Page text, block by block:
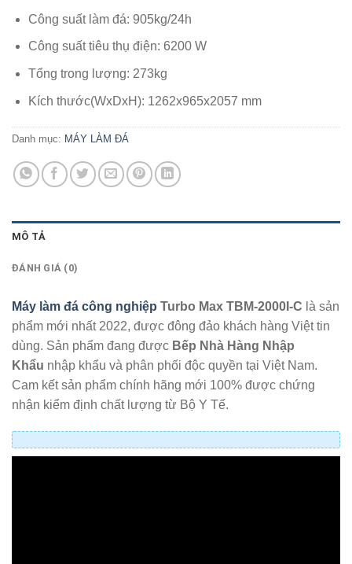
Công suất làm đá: 905kg/24h
Công suất tiêu thụ điện: 6200 W
Tổng trong lượng: 273kg
Kích thước(WxDxH): 1262x965x2057 mm
Danh mục: MÁY LÀM ĐÁ
MÔ TẢ
ĐÁNH GIÁ (0)
Máy làm đá công nghiệp Turbo Max TBM-2000I-C là sản
phẩm mới nhất 2022, được đông đảo khách hàng Việt tin
dùng. Sản phẩm đang được Bếp Nhà Hàng Nhập
Khẩu nhập khẩu và phân phối độc quyền tại Việt Nam.
Cam kết sản phẩm chính hãng mới 100% được chứng
nhận kiểm định chất lượng từ Bộ Y Tế.